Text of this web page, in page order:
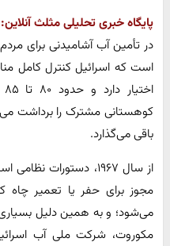
پایگاه خبری تحلیلی مثلث آنلاین:
در تأمین آب آشامیدنی برای
است که اسرائیل کنترل کامل
کوهستانی مشترک را برداشت
باقی می‌گذارد.
از سال ۱۹۶۷، دستورات
مجوز برای حفر یا تعمیر چاه
می‌شود؛ و به همین دلیل بسیاری
مکوروت، شرکت ملی آب